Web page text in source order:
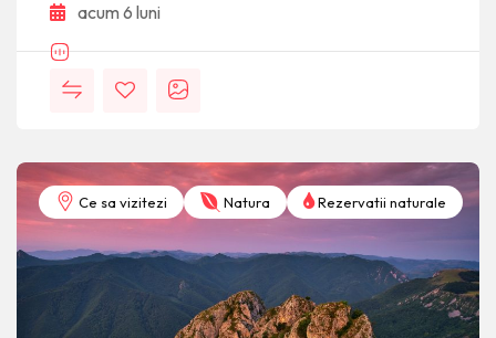
acum 6 luni
Ce sa vizitezi Natura Rezervatii naturale